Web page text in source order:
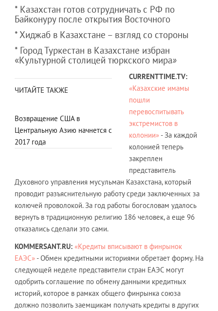
* Казахстан готов сотрудничать с РФ по
Байконуру после открытия Восточного
* Хиджаб в Казахстане – взгляд со стороны
* Город Туркестан в Казахстане избран
«Культурной столицей тюркского мира»
ЧИТАЙТЕ ТАКЖЕ
Возвращение США в
Центральную Азию начнется с
2017 года
CURRENTTIME.TV:
«Казахские имамы
пошли
перевоспитывать
экстремистов в
колонии» - За каждой
колонией теперь
закреплен
представитель
Духовного управления мусульман Казахстана, который
проводит разъяснительную работу среди заключенных за
колючей проволокой. За год работы богословам удалось
вернуть в традиционную религию 186 человек, а еще 96
отказались сделали это сами.
KOMMERSANT.RU: «Кредиты вписывают в финрынок
ЕАЭС» - Обмен кредитными историями обретает форму. На
следующей неделе представители стран ЕАЭС могут
одобрить соглашение по обмену данными кредитных
историй, которое в рамках общего финрынка союза
должно позволить заемщикам получать кредиты в других